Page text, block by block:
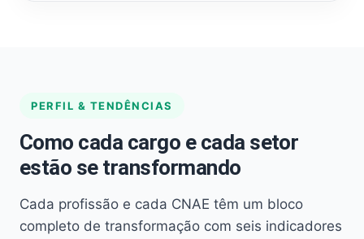
PERFIL & TENDÊNCIAS
Como cada cargo e cada setor
estão se transformando
Cada profissão e cada CNAE têm um bloco
completo de transformação com seis indicadores